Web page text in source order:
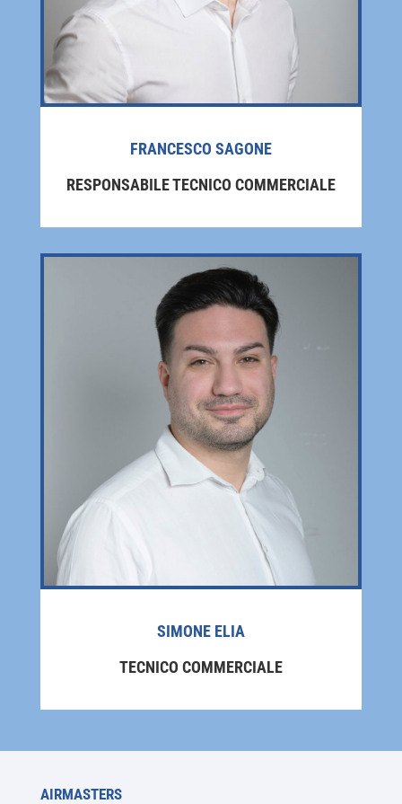
FRANCESCO SAGONE
RESPONSABILE TECNICO COMMERCIALE
SIMONE ELIA
TECNICO COMMERCIALE
AIRMASTERS